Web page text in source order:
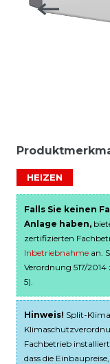
HEIZEN
Falls Sie keinen
Anlage haben,
zertifizierten
Inbetriebnahme an.
Verordnung 517/
5).
Hinweis! Split-
Fachbetrieb
dass die